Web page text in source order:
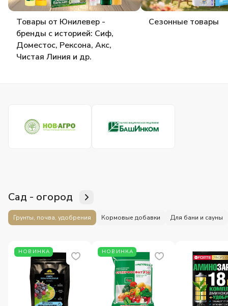
Товары от Юнилевер -
бренды с историей: Сиф,
Доместос, Рексона, Акс,
Чистая Линия и др.
Сезонные товары
Сад - огород
Грунты, почва, удобрения Кормовые добавки Для бани и сауны
НОВИНКА НОВИНКА